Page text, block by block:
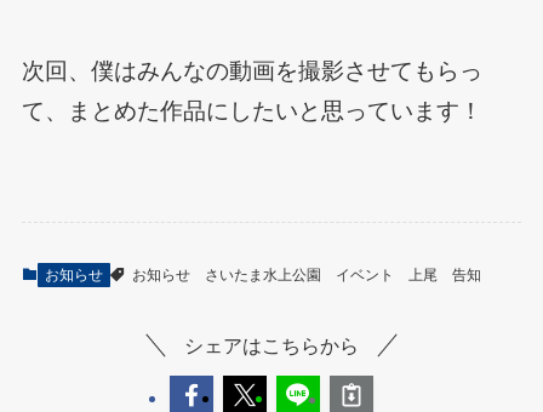
次回、僕はみんなの動画を撮影させてもらっ
て、まとめた作品にしたいと思っています！
お知らせ お知らせ さいたま水上公園 イベント 上尾 告知
シェアはこちらから